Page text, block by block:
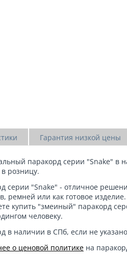
Гарантия низкой цены
паракорд серии "Snake" в
розницу.
серии "Snake" - отличное
ремней или как готовое изделие.
купить "змеиный" паракорд
человеку.
в наличии в СПб, если не
о ценовой политикена